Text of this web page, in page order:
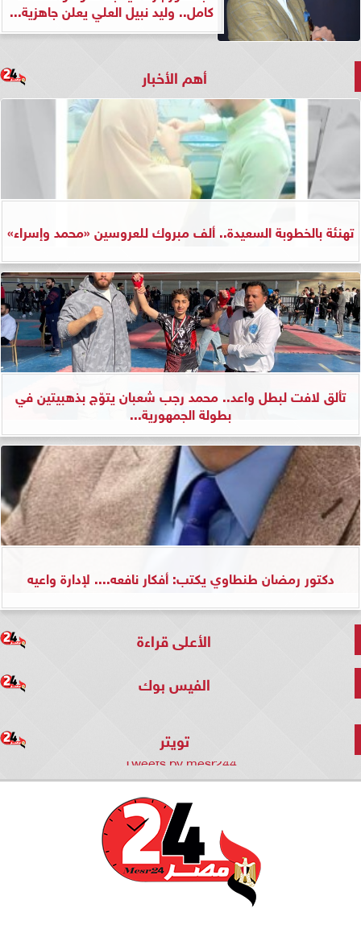
كامل.. وليد نبيل العلي يعلن جاهزية...
أهم الأخبار
تهنئة بالخطوبة السعيدة.. ألف مبروك للعروسين «محمد وإسراء»
تألق لافت لبطل واعد.. محمد رجب شعبان يتوّج بذهبيتين في
بطولة الجمهورية...
دكتور رمضان طنطاوي يكتب: أفكار نافعه.... لإدارة واعيه
الأعلى قراءة
الفيس بوك
تويتر
Tweets by mesr244